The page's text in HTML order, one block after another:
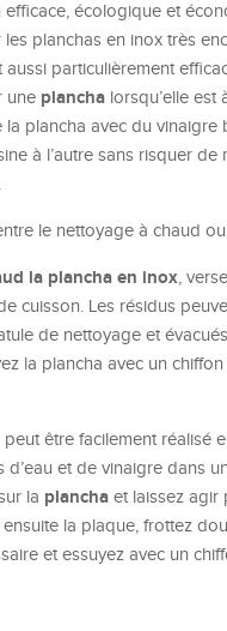
efficace, écologique et
planchas en inox très
particulièrement
une plancha lorsqu’elle est
plancha avec du vinaigre
à l’autre sans risquer de
le nettoyage à chaud
la plancha en inox,
cuisson. Les résidus
de nettoyage et
la plancha avec un
être facilement réalisé
d’eau et de vinaigre dans
la plancha et laissez agir
la plaque, frottez
et essuyez avec un